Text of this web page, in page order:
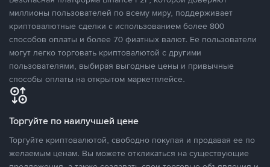
миллионы пользователей по всему миру, поддерживает
криптовалютные сделки с использованием более 800
способов оплаты и более 70 фиатных валют. Ее пользователи
могут легко торговать криптовалютой с другими
пользователями, выбирая выгодные цены и привычные
способы оплаты на открытом маркетплейсе.
Торгуйте по наилучшей цене
Торгуйте криптовалютой, свободно покупая и продавая ее по
желаемым ценам. Вы можете откликаться на существующие